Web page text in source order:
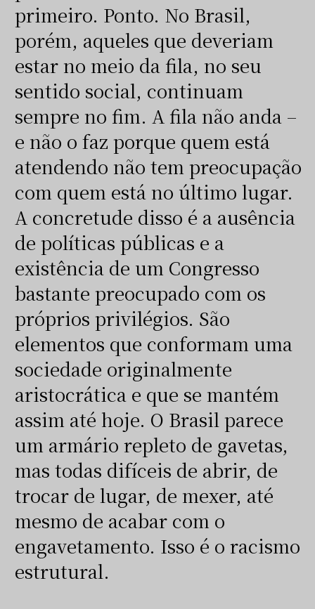
primeiro. Ponto. No Brasil,
porém, aqueles que deveriam
estar no meio da fila, no seu
sentido social, continuam
sempre no fim. A fila não anda –
e não o faz porque quem está
atendendo não tem preocupação
com quem está no último lugar.
A concretude disso é a ausência
de políticas públicas e a
existência de um Congresso
bastante preocupado com os
próprios privilégios. São
elementos que conformam uma
sociedade originalmente
aristocrática e que se mantém
assim até hoje. O Brasil parece
um armário repleto de gavetas,
mas todas difíceis de abrir, de
trocar de lugar, de mexer, até
mesmo de acabar com o
engavetamento. Isso é o racismo
estrutural.